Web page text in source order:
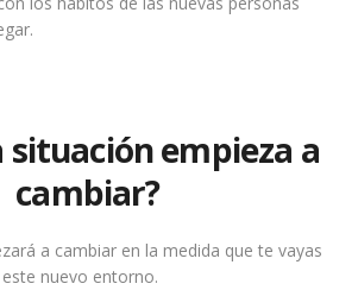
situación empieza a
cambiar?
a cambiar en la medida que te vayas
nuevo entorno.